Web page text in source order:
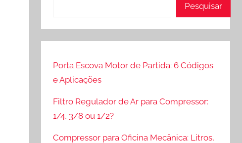
Pesquisar
Porta Escova Motor de Partida: 6 Códigos
e Aplicações
Filtro Regulador de Ar para Compressor:
1/4, 3/8 ou 1/2?
Compressor para Oficina Mecânica: Litros,